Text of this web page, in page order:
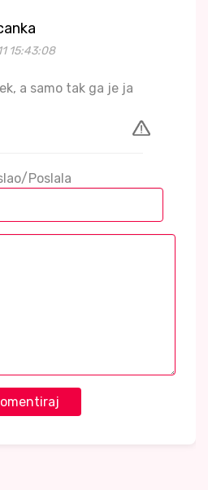
15:43:08
a samo tak ga je ja
Poslala